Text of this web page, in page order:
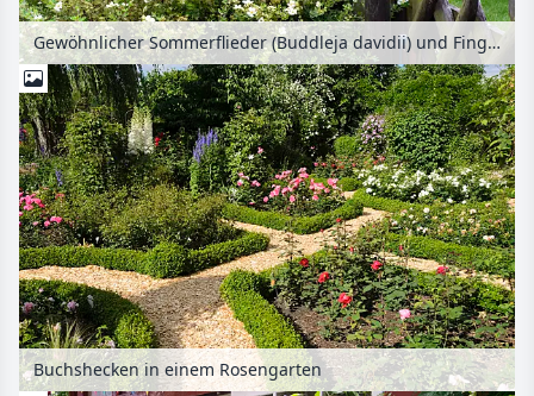
Gewöhnlicher Sommerflieder (Buddleja davidii) und Fingerkraut (Potentilla)
Buchshecken in einem Rosengarten